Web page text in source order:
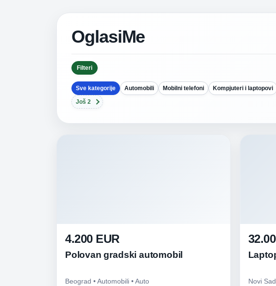
OglasiMe
Filteri
Sve kategorije Automobili Mobilni telefoni Kompjuteri i laptopovi
Još 2
4.200 EUR
Polovan gradski automobil
Beograd • Automobili • Auto Novi